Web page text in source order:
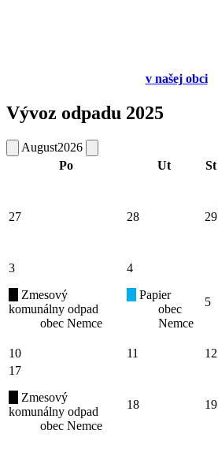
vnašej obci
Vývoz odpadu 2025
August2026
Po
Ut St
27 28 29
3
Zmesový
komunálny odpad
obec Nemce
4
Papier
obec
Nemce
5
10 11 12
17
Zmesový
komunálny odpad
obec Nemce
18 19